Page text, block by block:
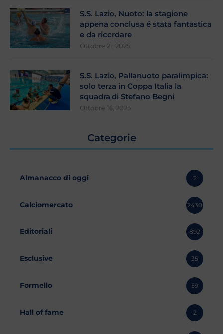
S.S. Lazio, Nuoto: la stagione
appena conclusa é stata fantastica
e da ricordare
Ottobre 21, 2025
S.S. Lazio, Pallanuoto paralimpica:
solo terza in Coppa Italia la
squadra di Stefano Begni
Ottobre 16, 2025
Categorie
Almanacco di oggi 2
Calciomercato 2430
Editoriali 892
Esclusive 35
Formello 59
Hall of fame 2